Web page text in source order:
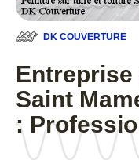
DK COUVERTURE
Saint
: